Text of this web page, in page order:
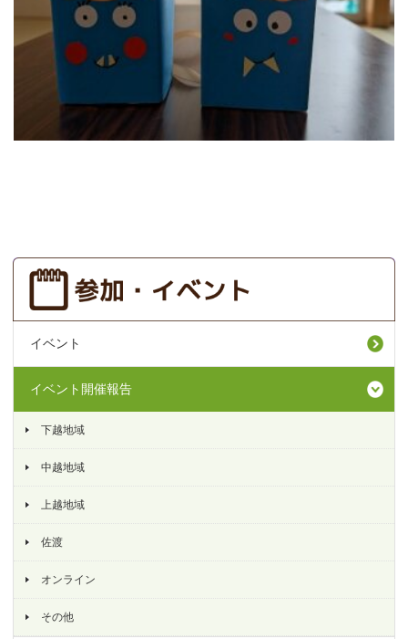
イベント
イベント開催報告
下越地域
中越地域
上越地域
佐渡
オンライン
その他